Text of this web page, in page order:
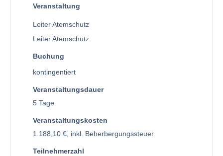
Veranstaltung
Leiter Atemschutz
Leiter Atemschutz
Buchung
kontingentiert
Veranstaltungsdauer
5 Tage
Veranstaltungskosten
1.188,10 €, inkl. Beherbergungssteuer
Teilnehmerzahl